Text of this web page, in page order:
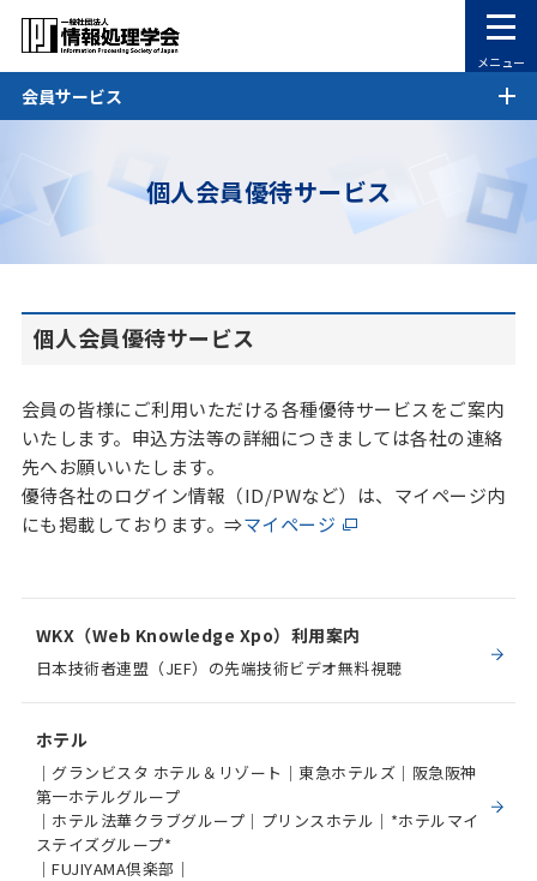
メニュー
会員サービス
個人会員優待サービス
個人会員優待サービス
会員の皆様にご利用いただける各種優待サービスをご案内
いたします。申込方法等の詳細につきましては各社の連絡
先へお願いいたします。
優待各社のログイン情報（ID/PWなど）は、マイページ内
にも掲載しております。⇒マイページ
WKX（Web Knowledge Xpo）利用案内
日本技術者連盟（JEF）の先端技術ビデオ無料視聴
ホテル
｜グランビスタ ホテル＆リゾート｜東急ホテルズ｜阪急阪神
第一ホテルグループ
｜ホテル法華クラブグループ｜プリンスホテル｜*ホテルマイ
ステイズグループ*
｜FUJIYAMA倶楽部｜